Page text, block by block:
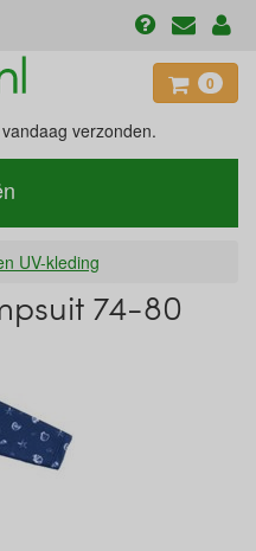
0
verzonden.
UV-kleding
74-80